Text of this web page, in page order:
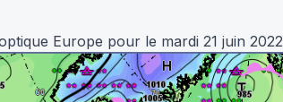
Europe pour le mardi 21 juin 2022